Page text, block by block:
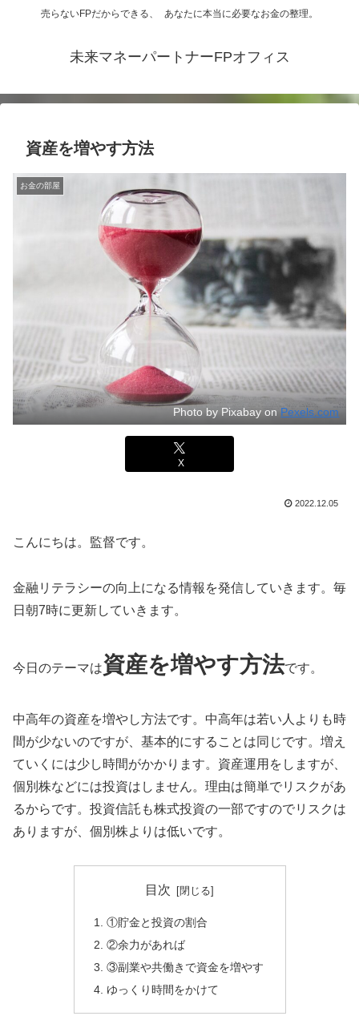
売らないFPだからできる、 あなたに本当に必要なお金の整理。
未来マネーパートナーFPオフィス
資産を増やす方法
お金の部屋
Photo by Pixabay on Pexels.com
X
2022.12.05
こんにちは。監督です。
金融リテラシーの向上になる情報を発信していきます。毎
日朝7時に更新していきます。
今日のテーマは資産を増やす方法です。
中高年の資産を増やし方法です。中高年は若い人よりも時
間が少ないのですが、基本的にすることは同じです。増え
ていくには少し時間がかかります。資産運用をしますが、
個別株などには投資はしません。理由は簡単でリスクがあ
るからです。投資信託も株式投資の一部ですのでリスクは
ありますが、個別株よりは低いです。
目次
①貯金と投資の割合
②余力があれば
③副業や共働きで資金を増やす
ゆっくり時間をかけて